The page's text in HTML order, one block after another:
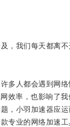
我们每天都离不
人都会遇到网络
效率，也影响了我
小羽加速器应运
业的网络加速工